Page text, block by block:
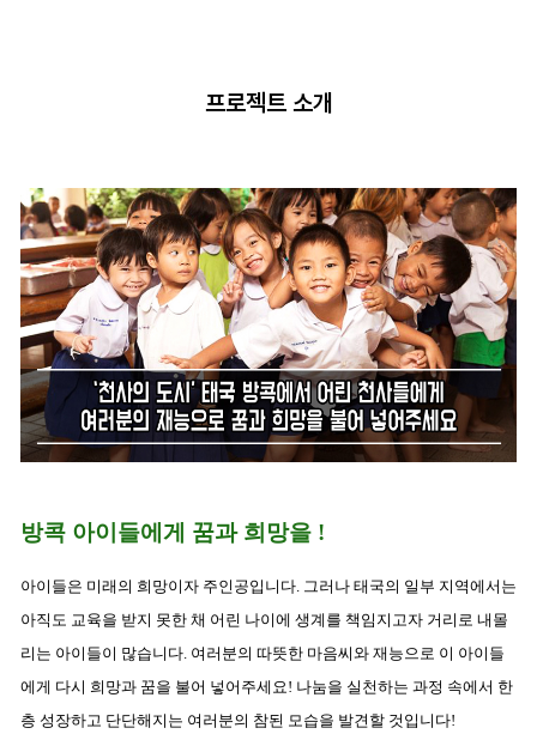
프로젝트 소개
방콕 아이들에게 꿈과 희망을 !
아이들은 미래의 희망이자 주인공입니다. 그러나 태국의 일부 지역에서는
아직도 교육을 받지 못한 채 어린 나이에 생계를 책임지고자 거리로 내몰
리는 아이들이 많습니다. 여러분의 따뜻한 마음씨와 재능으로 이 아이들
에게 다시 희망과 꿈을 불어 넣어주세요! 나눔을 실천하는 과정 속에서 한
층 성장하고 단단해지는 여러분의 참된 모습을 발견할 것입니다!